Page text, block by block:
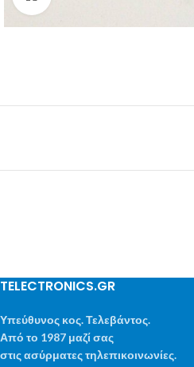
TELECTRONICS.GR
Υπεύθυνος κος. Τελεβάντος.
Από το 1987 μαζί σας
στις ασύρματες τηλεπικοινωνίες.